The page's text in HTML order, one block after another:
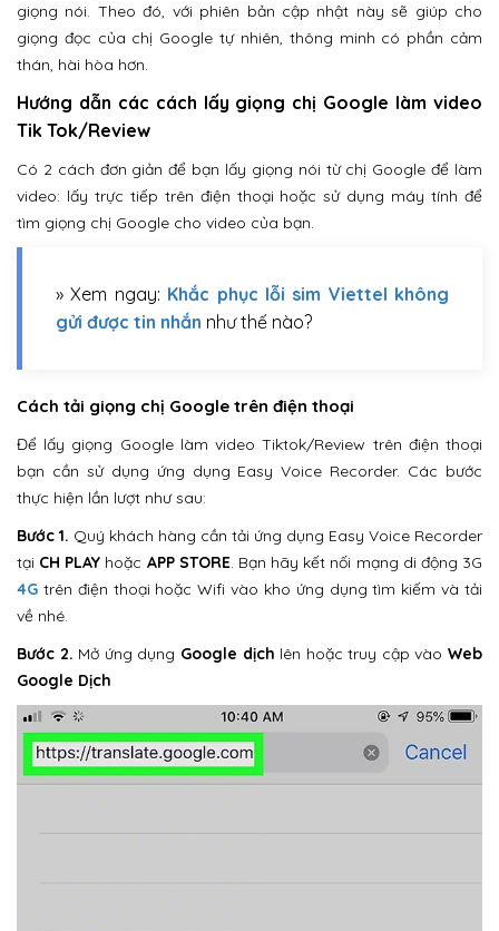
giọng nói. Theo đó, với phiên bản cập nhật này sẽ giúp cho
giọng đọc của chị Google tự nhiên, thông minh có phần cảm
thán, hài hòa hơn.
Hướng dẫn các cách lấy giọng chị Google làm video
Tik Tok/Review
Có 2 cách đơn giản để bạn lấy giọng nói từ chị Google để làm
video: lấy trực tiếp trên điện thoại hoặc sử dụng máy tính để
tìm giọng chị Google cho video của bạn.
» Xem ngay: Khắc phục lỗi sim Viettel không
gửi được tin nhắn như thế nào?
Cách tải giọng chị Google trên điện thoại
Để lấy giọng Google làm video Tiktok/Review trên điện thoại
bạn cần sử dụng ứng dụng Easy Voice Recorder. Các bước
thực hiện lần lượt như sau:
Bước 1. Quý khách hàng cần tải ứng dụng Easy Voice Recorder
tại CH PLAY hoặc APP STORE. Bạn hãy kết nối mạng di động 3G
4G trên điện thoại hoặc Wifi vào kho ứng dụng tìm kiếm và tải
về nhé.
Bước 2. Mở ứng dụng Google dịch lên hoặc truy cập vàoWeb
Google Dịch